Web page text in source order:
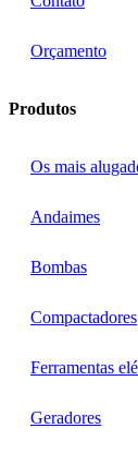
Orçamento
Produtos
Os mais
Andaimes
Bombas
Compactadores
Ferramentas
Geradores